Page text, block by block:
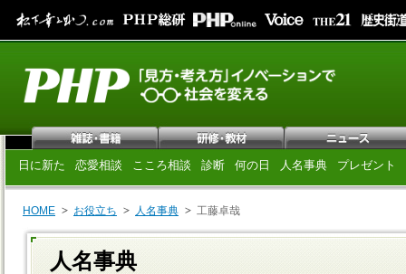
日に新た 恋愛相談 こころ相談 診断 何の日 人名事典 プレゼント
HOME お役立ち 人名事典 工藤卓哉
人名事典